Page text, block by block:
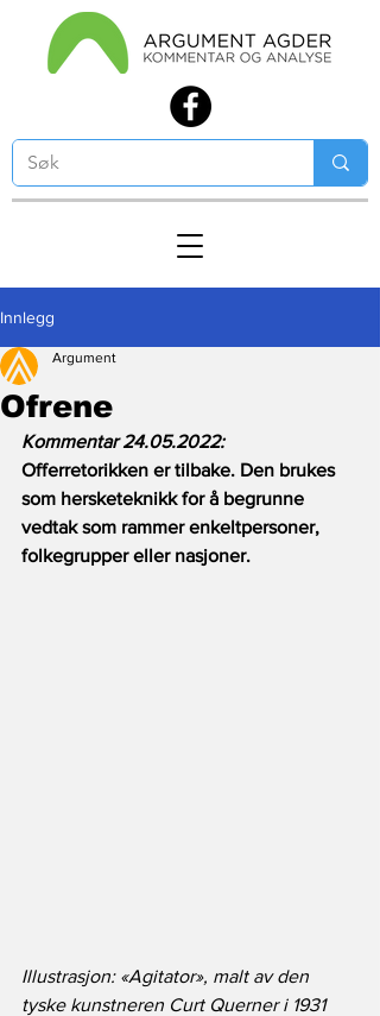
Innlegg
Ofrene
Argument
Kommentar 24.05.2022:
Offerretorikken er tilbake. Den brukes
som hersketeknikk for å begrunne
vedtak som rammer enkeltpersoner,
folkegrupper eller nasjoner.
Illustrasjon: «Agitator», malt av den
tyske kunstneren Curt Querner i 1931